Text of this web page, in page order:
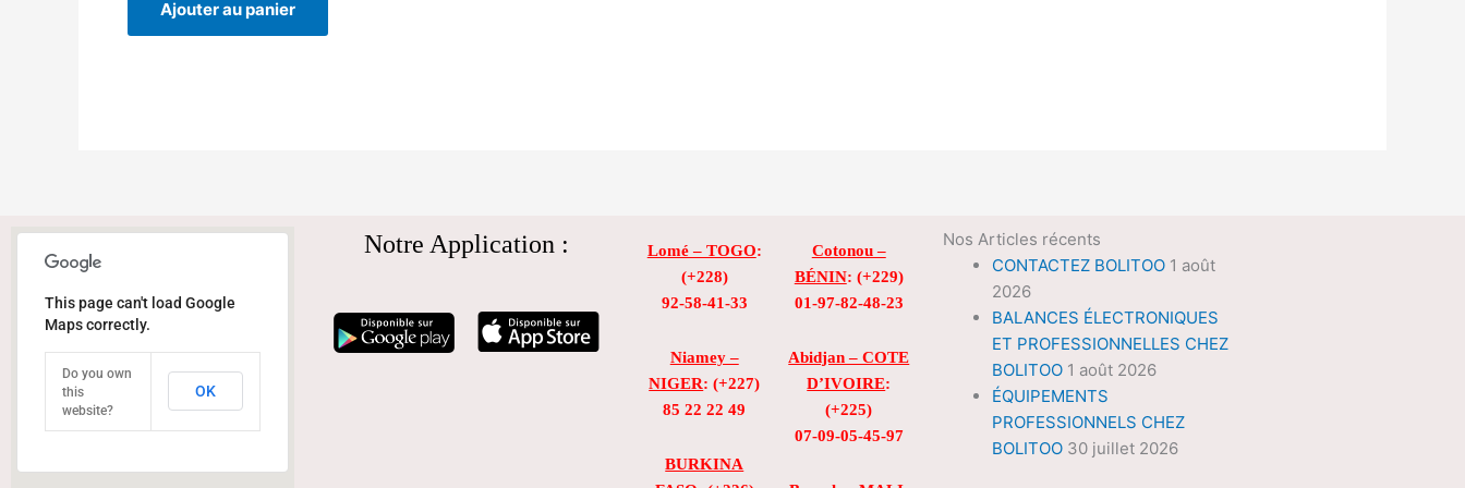
Ajouter au panier
This page can't load Google
Maps correctly.
Do you own
this
website?
OK
Notre Application : Lomé – TOGO:
(+228)
92-58-41-33
Niamey –
NIGER: (+227)
85 22 22 49
BURKINA
Cotonou –
BÉNIN: (+229)
01-97-82-48-23
Abidjan – COTE
D’IVOIRE:
(+225)
07-09-05-45-97
Nos Articles récents
CONTACTEZ BOLITOO 1 août
2026
BALANCES ÉLECTRONIQUES
ET PROFESSIONNELLES CHEZ
BOLITOO 1 août 2026
ÉQUIPEMENTS
PROFESSIONNELS CHEZ
BOLITOO 30 juillet 2026